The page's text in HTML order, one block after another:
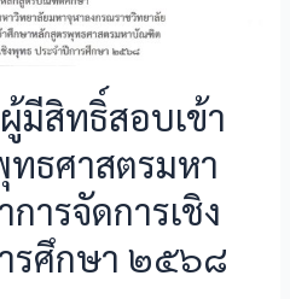
มีสิทธิ์สอบเข้า
ธศาสตรมหา
ารจัดการเชิง
รศึกษา ๒๕๖๘